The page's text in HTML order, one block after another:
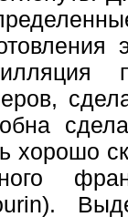
хорошо